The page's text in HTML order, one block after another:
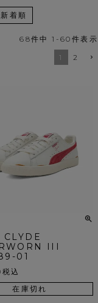
新着順
68件中 1 - 60 件表示
1
2
CLYDE
III
01
税込
在庫切れ